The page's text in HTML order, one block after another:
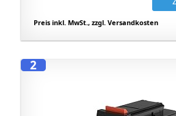
Preis inkl. MwSt., zzgl. Versandkosten
2